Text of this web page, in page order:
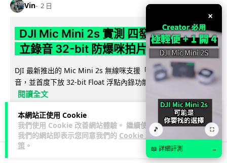
本網站正使用 Cookie
我們使用 Cookie 改善網站體驗。 繼續使用
我們的網站即表示您同意我們的 Cookie 政
策 。
Vin 2 日
DJI Mic Mini 2s 實測 四發一收同步獨
立錄音 32-bit 防爆咪拍片必備
DJI 最新推出的 Mic Mini 2s 無線咪支援「四發一收」分軌錄
音，並首度下放 32-bit Float 浮點內錄功能。本文經實測其...
閱讀全文
253 1↗ 分享
×
🎵 ⛶
📖 詳細評測 →